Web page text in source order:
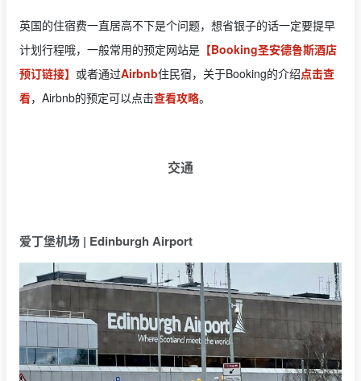
英国的住宿费一直居高不下是个问题，想省银子的话一定要提早
计划行程哦，一般常用的预定网站是 【Booking圣安德鲁斯酒店
预订链接】 或者通过Airbnb住民宿，关于Booking的介绍点击查
看，Airbnb的预定可以点击查看攻略。
交通
爱丁堡机场 | Edinburgh Airport